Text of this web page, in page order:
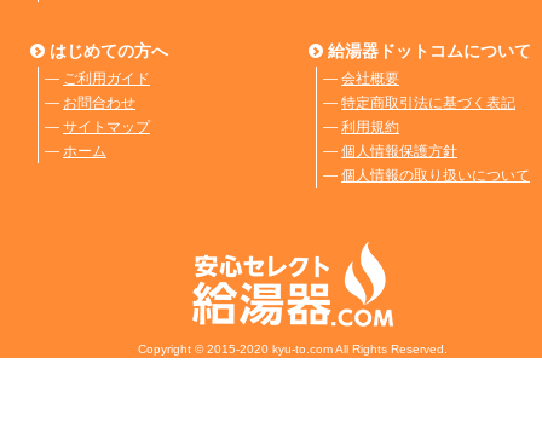
はじめての方へ
― ご利用ガイド
― お問合わせ
― サイトマップ
― ホーム
給湯器ドットコムについて
― 会社概要
― 特定商取引法に基づく表記
― 利用規約
― 個人情報保護方針
― 個人情報の取り扱いについて
Copyright © 2015-2020 kyu-to.com All Rights Reserved.